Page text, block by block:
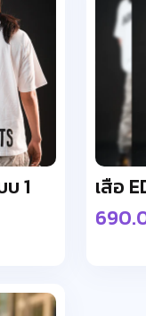
1
เสื้อ